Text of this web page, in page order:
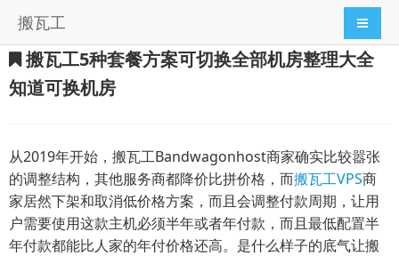
搬瓦工 导航切
搬瓦工5种套餐方案可切换全部机房整理大全
知道可换机房
从2019年开始，搬瓦工Bandwagonhost商家确实比较嚣张
的调整结构，其他服务商都降价比拼价格，而搬瓦工VPS商
家居然下架和取消低价格方案，而且会调整付款周期，让用
户需要使用这款主机必须半年或者年付款，而且最低配置半
年付款都能比人家的年付价格还高。是什么样子的底气让搬